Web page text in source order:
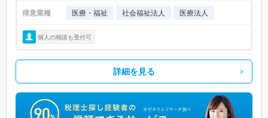
得意業種 医療・福祉 社会福祉法人 医療法人
個人の相談も受付可
詳細を見る